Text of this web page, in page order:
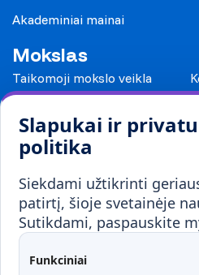
Slapukai ir
politika
Siekdami užtikrinti
patirtį, šioje svetainėje
Sutikdami, paspauskite
Funkciniai
Akademiniai mainai
Mokslas
Taikomoji mokslo veikla
Mokykloms
Visuomenei ir
Mokymai ir konsultavimas
Partnerystės
Kontaktai